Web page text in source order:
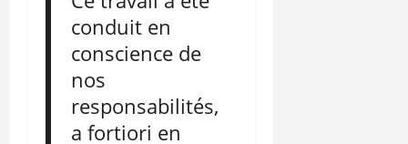
conduit en
conscience de
nos
responsabilités,
a fortiori en